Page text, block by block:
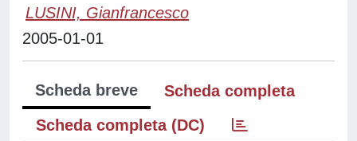
LUSINI, Gianfrancesco
2005-01-01
Scheda breve
Scheda completa
Scheda completa (DC)